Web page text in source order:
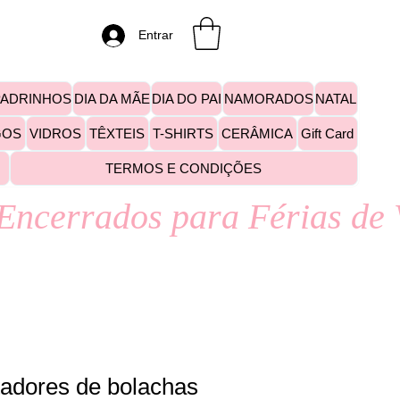
Entrar
de bolachas
DIA DA MÃE DIA DO PAI NAMORADOSNATAL
VIDROS TÊXTEIS T-SHIRTS CERÂMICA Gift Card
TERMOS E CONDIÇÕES